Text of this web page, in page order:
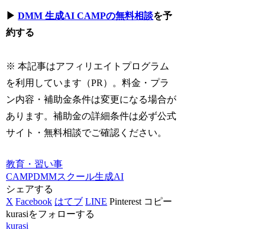
▶DMM 生成AI CAMPの無料相談を予
約する
※ 本記事はアフィリエイトプログラム
を利用しています（PR）。料金・プラ
ン内容・補助金条件は変更になる場合が
あります。補助金の詳細条件は必ず公式
サイト・無料相談でご確認ください。
教育・習い事
CAMPDMMスクール生成AI
シェアする
X Facebook はてブ LINE Pinterest コピー
kurasiをフォローする
kurasi